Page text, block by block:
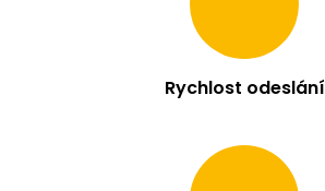
Rychlost odeslání